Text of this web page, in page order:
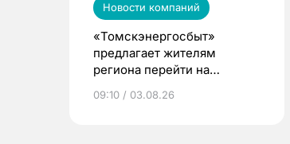
Новости компаний
«Томскэнергосбыт»
предлагает жителям
региона перейти на
выиграть призы
09:10 / 03.08.26